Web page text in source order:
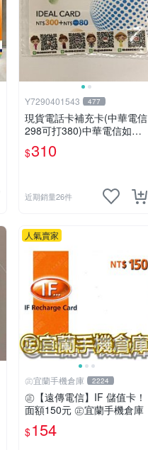
Y7290401543 477
現貨電話卡補充卡(中華電信
298可打380)中華電信如意
卡300+80中華電信380中華
如意卡
$310
近期銷量26件
人氣賣家
㊣宜蘭手機倉庫 2224
㊣【遠傳電信】IF 儲值卡！
面額150元 ㊣宜蘭手機倉庫
$154